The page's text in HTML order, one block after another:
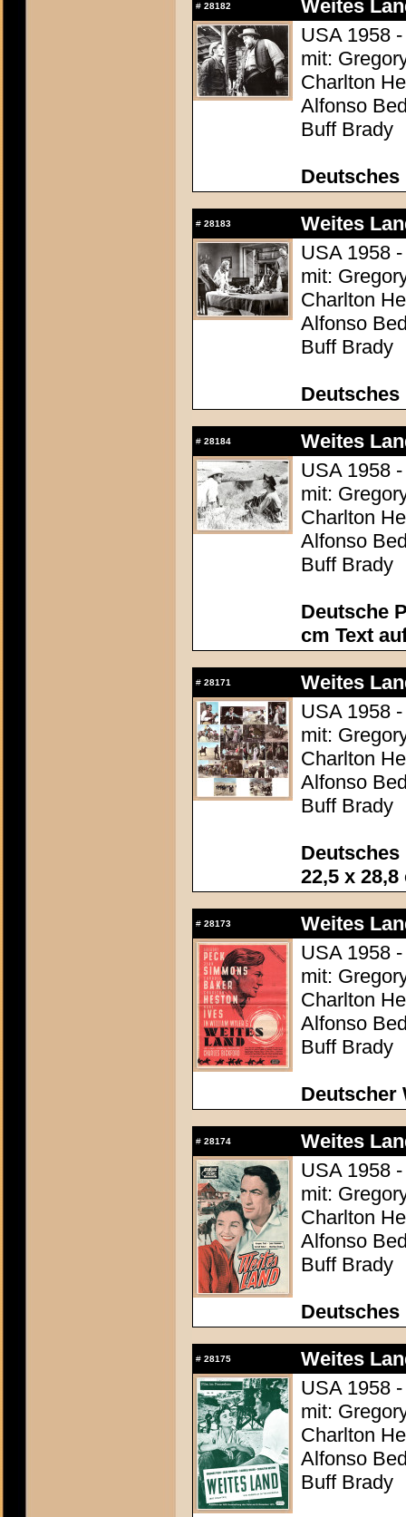
# 28182
Weites
USA 1958
mit:
Charlton
Alfonso
Buff Brady
# 28183
Weites
USA 1958
mit:
Charlton
Alfonso
Buff Brady
# 28184
Weites
USA 1958
mit:
Charlton
Alfonso
Buff Brady
Deutsche
cm Text
# 28171
Weites
USA 1958
mit:
Charlton
Alfonso
Buff Brady
22,5 x 28,8
# 28173
Weites
USA 1958
mit:
Charlton
Alfonso
Buff Brady
Deutscher
# 28174
Weites
USA 1958
mit:
Charlton
Alfonso
Buff Brady
# 28175
Weites
USA 1958
mit:
Charlton
Alfonso
Buff Brady